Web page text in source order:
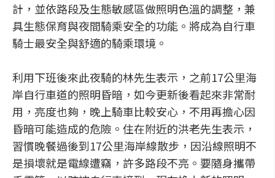
計，並依路段及生態敏感區做照明色溫的調整，兼
具生態保育與夜間騎乘安全的功能。將成為自行車
騎士最安全與舒適的騎乘環境。
利用下班後來此夜騎的林先生表示，之前17公里海
岸自行車道的照明昏暗，如今更新後看起來非常耐
用，亮度也夠，晚上騎車比較安心，不用再擔心因
昏暗可能造成的危險。住在附近的洪老先生表示，
習慣晚餐過後到17公里海岸線散步，因沿線照明不
是損壞就是電線遭竊，許多路段不亮。要隨身攜帶